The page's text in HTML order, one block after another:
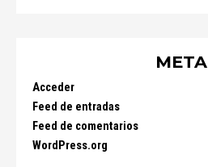
META
Acceder
Feed de entradas
Feed de comentarios
WordPress.org